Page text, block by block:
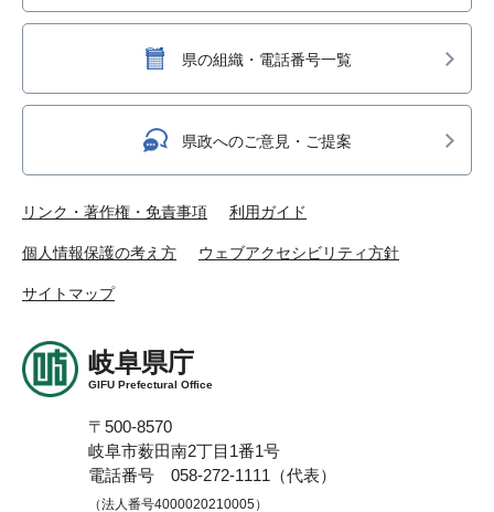
県の組織・電話番号一覧
県政へのご意見・ご提案
リンク・著作権・免責事項 利用ガイド
個人情報保護の考え方 ウェブアクセシビリティ方針
サイトマップ
岐阜県庁
GIFU Prefectural Office
〒500-8570
岐阜市薮田南2丁目1番1号
電話番号 058-272-1111（代表）
（法人番号4000020210005）